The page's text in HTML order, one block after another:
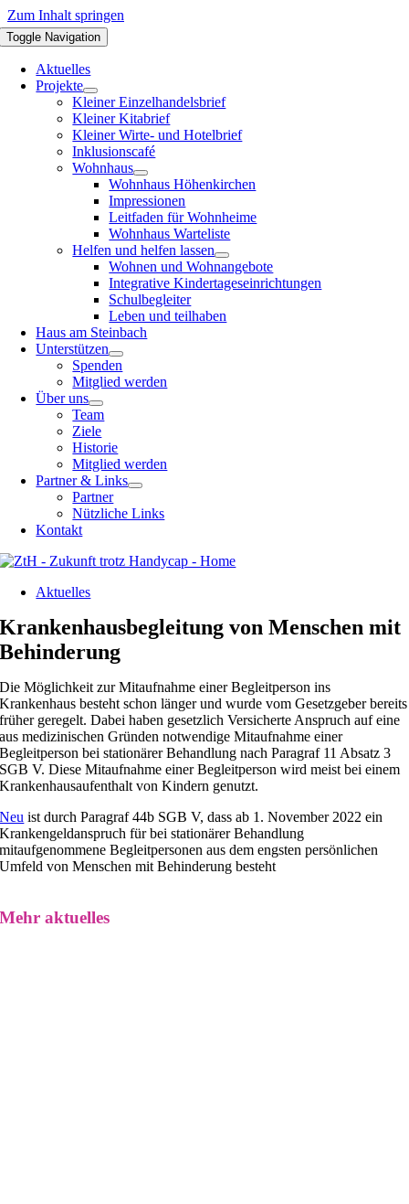
Zum Inhalt springen
Toggle Navigation
Aktuelles
Projekte
Kleiner Einzelhandelsbrief
Kleiner Kitabrief
Kleiner Wirte- und Hotelbrief
Inklusionscafé
Wohnhaus
Wohnhaus Höhenkirchen
Impressionen
Leitfaden für Wohnheime
Wohnhaus Warteliste
Helfen und helfen lassen
Wohnen und Wohnangebote
Integrative Kindertageseinrichtungen
Schulbegleiter
Leben und teilhaben
Haus am Steinbach
Unterstützen
Spenden
Mitglied werden
Über uns
Team
Ziele
Historie
Mitglied werden
Partner & Links
Partner
Nützliche Links
Kontakt
Aktuelles
Krankenhausbegleitung von Menschen mit
Behinderung
Die Möglichkeit zur Mitaufnahme einer Begleitperson ins
Krankenhaus besteht schon länger und wurde vom Gesetzgeber bereits
früher geregelt. Dabei haben gesetzlich Versicherte Anspruch auf eine
aus medizinischen Gründen notwendige Mitaufnahme einer
Begleitperson bei stationärer Behandlung nach Paragraf 11 Absatz 3
SGB V. Diese Mitaufnahme einer Begleitperson wird meist bei einem
Krankenhausaufenthalt von Kindern genutzt.
Neu ist durch Paragraf 44b SGB V, dass ab 1. November 2022 ein
Krankengeldanspruch für bei stationärer Behandlung
mitaufgenommene Begleitpersonen aus dem engsten persönlichen
Umfeld von Menschen mit Behinderung besteht
Mehr aktuelles